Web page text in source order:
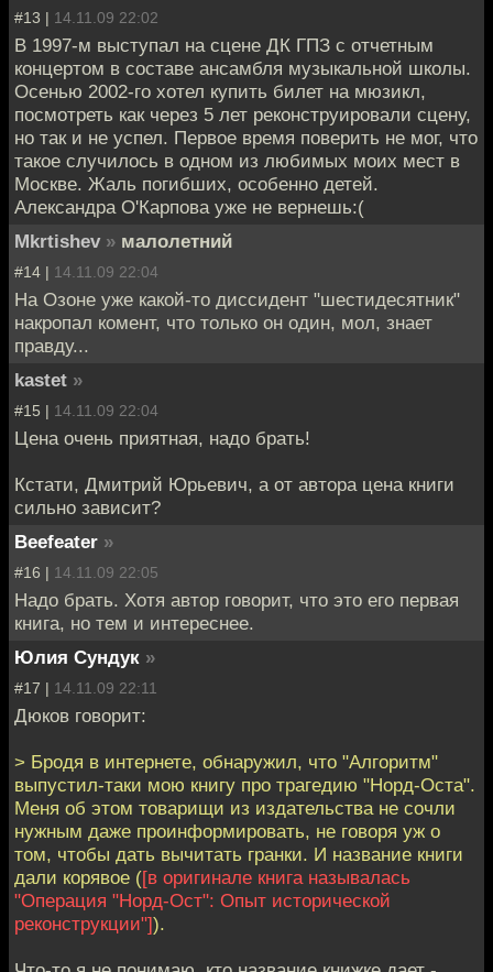
#13 | 14.11.09 22:02
В 1997-м выступал на сцене ДК ГПЗ с отчетным
концертом в составе ансамбля музыкальной школы.
Осенью 2002-го хотел купить билет на мюзикл,
посмотреть как через 5 лет реконструировали сцену,
но так и не успел. Первое время поверить не мог, что
такое случилось в одном из любимых моих мест в
Москве. Жаль погибших, особенно детей.
Александра О'Карпова уже не вернешь:(
Mkrtishev » малолетний
#14 | 14.11.09 22:04
На Озоне уже какой-то диссидент "шестидесятник"
накропал комент, что только он один, мол, знает
правду...
kastet »
#15 | 14.11.09 22:04
Цена очень приятная, надо брать!
Кстати, Дмитрий Юрьевич, а от автора цена книги
сильно зависит?
Beefeater »
#16 | 14.11.09 22:05
Надо брать. Хотя автор говорит, что это его первая
книга, но тем и интереснее.
Юлия Сундук »
#17 | 14.11.09 22:11
Дюков говорит:
> Бродя в интернете, обнаружил, что "Алгоритм"
выпустил-таки мою книгу про трагедию "Норд-Оста".
Меня об этом товарищи из издательства не сочли
нужным даже проинформировать, не говоря уж о
том, чтобы дать вычитать гранки. И название книги
дали корявое ([в оригинале книга называлась
"Операция "Норд-Ост": Опыт исторической
реконструкции"]).